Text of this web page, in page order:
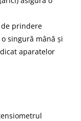
prindere
singură mână și
aparatelor